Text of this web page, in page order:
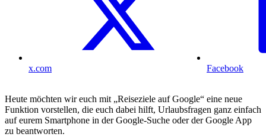
x.com Facebook
Heute möchten wir euch mit „Reiseziele auf Google“ eine neue
Funktion vorstellen, die euch dabei hilft, Urlaubsfragen ganz einfach
auf eurem Smartphone in der Google-Suche oder der Google App
zu beantworten.